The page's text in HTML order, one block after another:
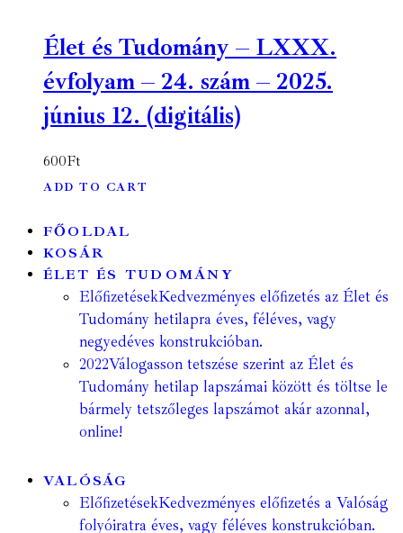
Élet és Tudomány – LXXX.
évfolyam – 24. szám – 2025.
június 12. (digitális)
600Ft
ADD TO CART
FŐOLDAL
KOSÁR
ÉLET ÉS TUDOMÁNY
ElőfizetésekKedvezményes előfizetés az Élet és
Tudomány hetilapra éves, féléves, vagy
negyedéves konstrukcióban.
2022Válogasson tetszése szerint az Élet és
Tudomány hetilap lapszámai között és töltse le
bármely tetszőleges lapszámot akár azonnal,
online!
VALÓSÁG
ElőfizetésekKedvezményes előfizetés a Valóság
folyóiratra éves, vagy féléves konstrukcióban.